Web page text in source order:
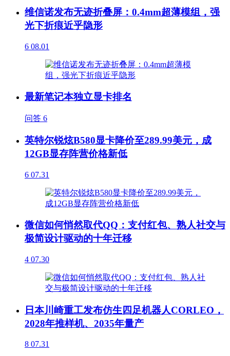
维信诺发布无迹折叠屏：0.4mm超薄模组，强
光下折痕近乎隐形
6 08.01
最新笔记本独立显卡排名
问答 6
英特尔锐炫B580显卡降价至289.99美元，成
12GB显存阵营价格新低
6 07.31
微信如何悄然取代QQ：支付红包、熟人社交与
极简设计驱动的十年迁移
4 07.30
日本川崎重工发布仿生四足机器人CORLEO，
2028年推样机、2035年量产
8 07.31